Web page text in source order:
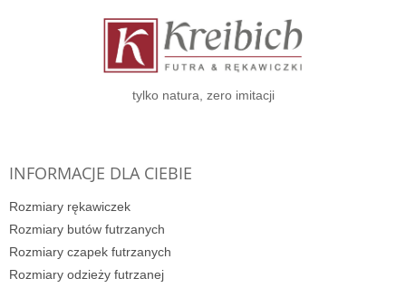
tylko natura, zero imitacji
INFORMACJE DLA CIEBIE
Rozmiary rękawiczek
Rozmiary butów futrzanych
Rozmiary czapek futrzanych
Rozmiary odzieży futrzanej